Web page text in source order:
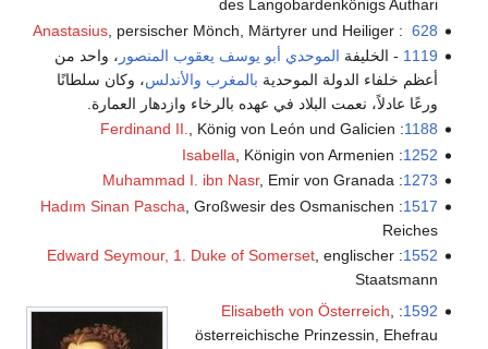
des Langobardenkönigs Authari
628
:
Anastasius, persischer Mönch, Märtyrer und Heiliger
1119 - الخليفة الموحدي أبو يوسف يعقوب المنصور ، واحد من
أعظم خلفاء الدولة الموحدية بالمغرب والأندلس، وكان سلطانًا
ورعًا عادلاً، نعمت البلاد في عهده بالرخاء وازدهار العمارة.
1188
:
Ferdinand II., König von León und Galicien
1252
:
Isabella , Königin von Armenien
1273
:
Muhammad I. ibn Nasr, Emir von Granada
1517
:
Hadım Sinan Pascha , Großwesir des Osmanischen
Reiches
1552
:
Edward Seymour, 1. Duke of Somerset, englischer
Staatsmann
1592
:
Elisabeth von Österreich
österreichische Prinzessin, Ehefrau